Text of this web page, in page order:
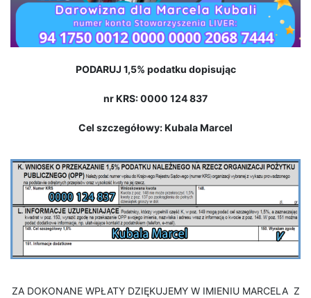
PODARUJ 1,5% podatku dopisując
nr KRS: 0000 124 837
Cel szczegółowy: Kubala Marcel
ZA DOKONANE WPŁATY DZIĘKUJEMY W IMIENIU MARCELA Z